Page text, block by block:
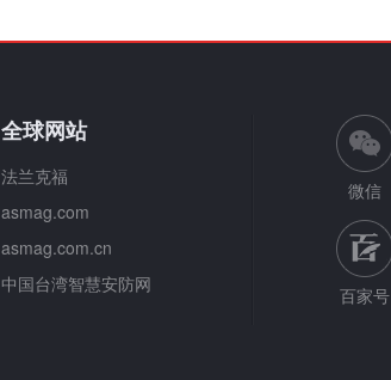
全球网站
法兰克福
asmag.com
asmag.com.cn
中国台湾智慧安防网
微信
百家号